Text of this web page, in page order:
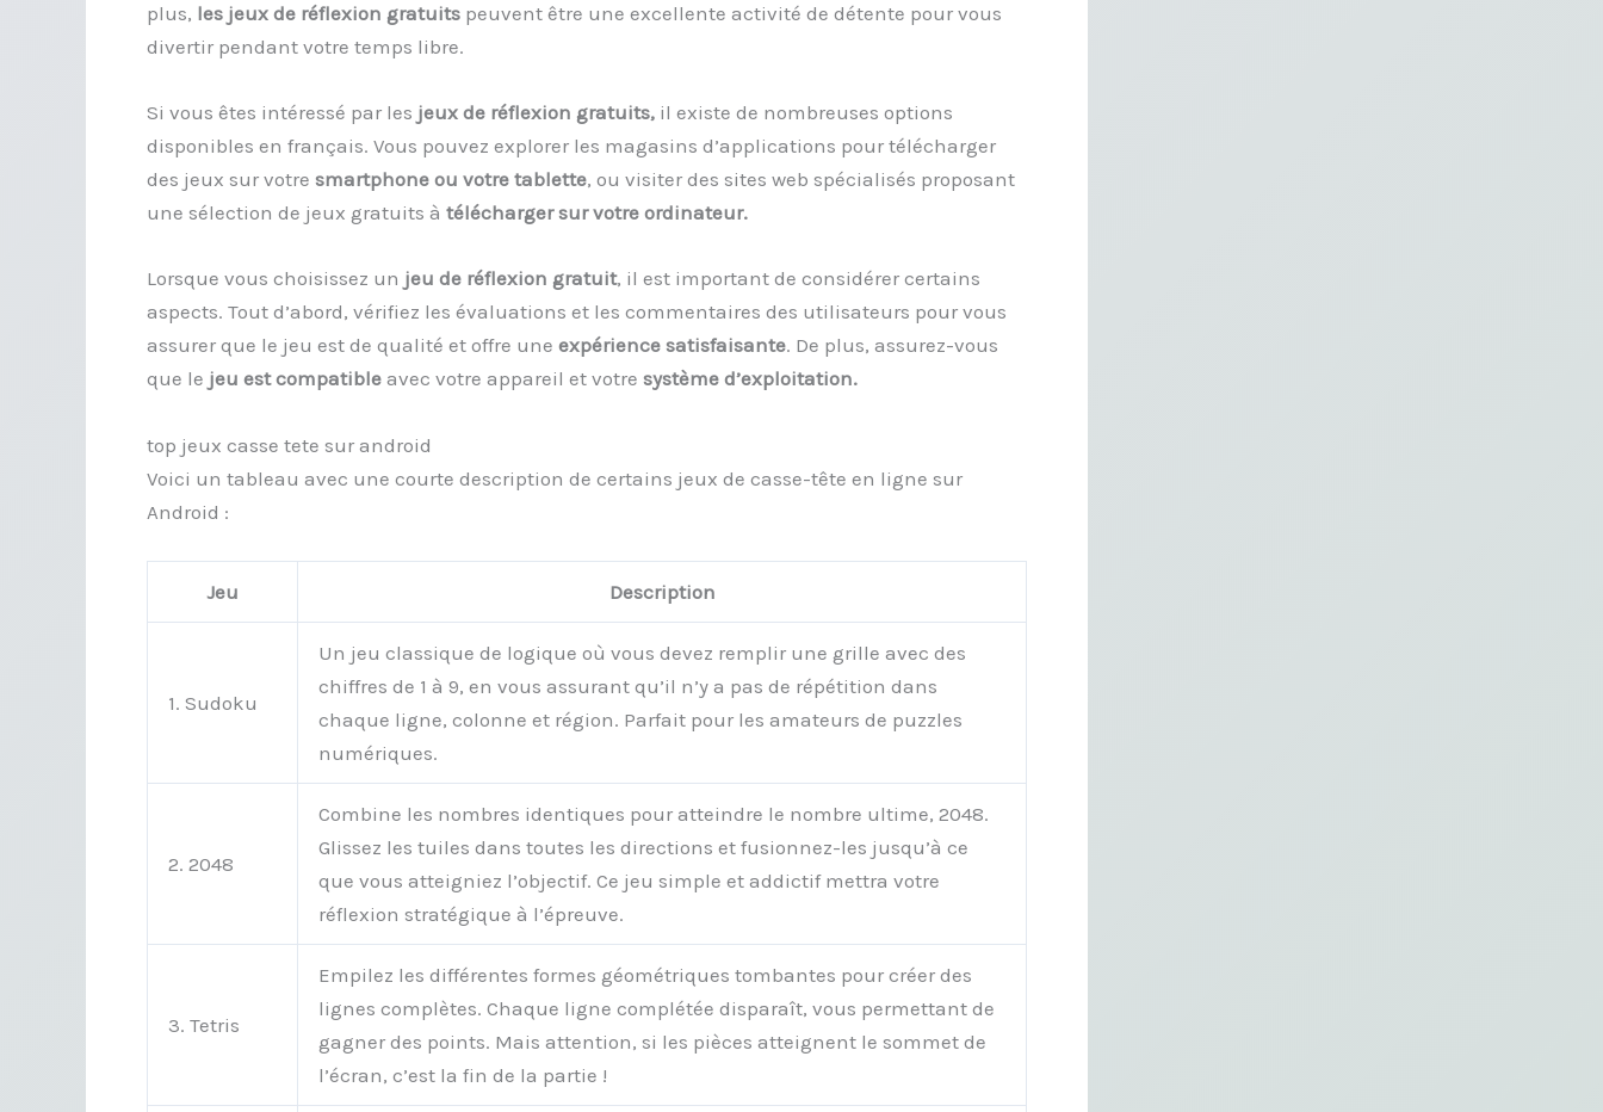
plus, les jeux de réflexion gratuits peuvent être une excellente activité de détente pour vous
divertir pendant votre temps libre.
Si vous êtes intéressé par les jeux de réflexion gratuits, il existe de nombreuses options
disponibles en français. Vous pouvez explorer les magasins d’applications pour télécharger
des jeux sur votre smartphone ou votre tablette, ou visiter des sites web spécialisés proposant
une sélection de jeux gratuits à télécharger sur votre ordinateur.
Lorsque vous choisissez un jeu de réflexion gratuit, il est important de considérer certains
aspects. Tout d’abord, vérifiez les évaluations et les commentaires des utilisateurs pour vous
assurer que le jeu est de qualité et offre une expérience satisfaisante. De plus, assurez-vous
que le jeu est compatible avec votre appareil et votre système d’exploitation.
top jeux casse tete sur android
Voici un tableau avec une courte description de certains jeux de casse-tête en ligne sur
Android :
Jeu Description
1. Sudoku
Un jeu classique de logique où vous devez remplir une grille avec des
chiffres de 1 à 9, en vous assurant qu’il n’y a pas de répétition dans
chaque ligne, colonne et région. Parfait pour les amateurs de puzzles
numériques.
2. 2048
Combine les nombres identiques pour atteindre le nombre ultime, 2048.
Glissez les tuiles dans toutes les directions et fusionnez-les jusqu’à ce
que vous atteigniez l’objectif. Ce jeu simple et addictif mettra votre
réflexion stratégique à l’épreuve.
3. Tetris
Empilez les différentes formes géométriques tombantes pour créer des
lignes complètes. Chaque ligne complétée disparaît, vous permettant de
gagner des points. Mais attention, si les pièces atteignent le sommet de
l’écran, c’est la fin de la partie !